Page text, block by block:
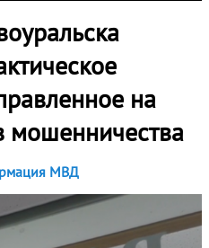
на
мошенничества
МВД